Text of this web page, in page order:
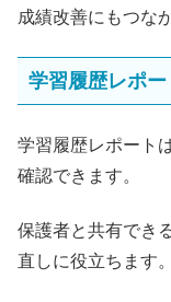
成績改善にもつな
学習履歴レポー
学習履歴レポート
確認できます。
保護者と共有でき
直しに役立ちます。